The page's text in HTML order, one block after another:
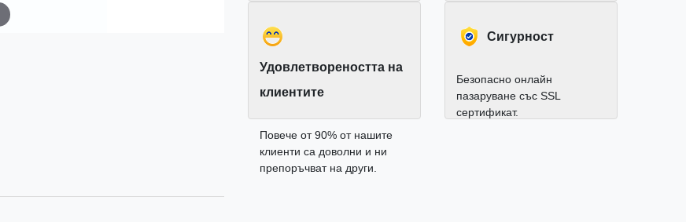
Удовлетвореността на
клиентите
Повече от 90% от нашите
клиенти са доволни и ни
препоръчват на други.
Cигурност
Безопасно онлайн
пазаруване със SSL
сертификат.